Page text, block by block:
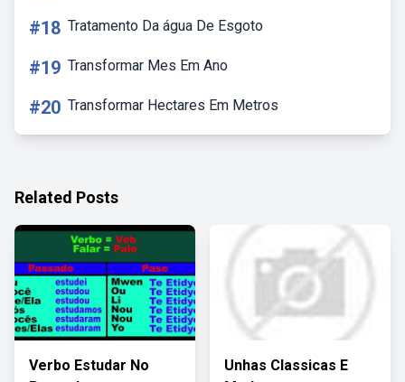
#18 Tratamento Da água De Esgoto
#19 Transformar Mes Em Ano
#20 Transformar Hectares Em Metros
Related Posts
Verbo Estudar No
Unhas Classicas E